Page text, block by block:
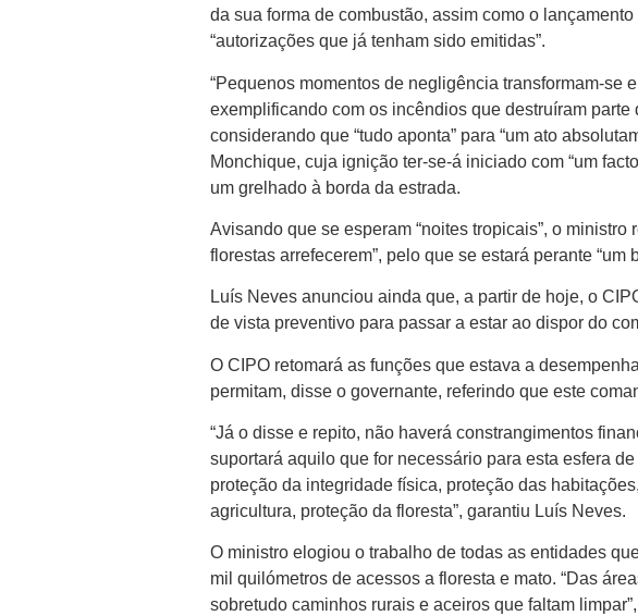
da sua forma de combustão, assim como o
“autorizações que já tenham sido emitidas”.
“Pequenos momentos de negligência transformam-se
exemplificando com os incêndios que destruíram
considerando que “tudo aponta” para “um ato
Monchique, cuja ignição ter-se-á iniciado com “um
um grelhado à borda da estrada.
Avisando que se esperam “noites tropicais”, o
florestas arrefecerem”, pelo que se estará perante “um
Luís Neves anunciou ainda que, a partir de hoje, o
de vista preventivo para passar a estar ao dispor do
O CIPO retomará as funções que estava a
permitam, disse o governante, referindo que este
“Já o disse e repito, não haverá constrangimentos
suportará aquilo que for necessário para esta esfera
proteção da integridade física, proteção das
agricultura, proteção da floresta”, garantiu Luís Neves.
O ministro elogiou o trabalho de todas as entidades
mil quilómetros de acessos a floresta e mato. “Das
sobretudo caminhos rurais e aceiros que faltam